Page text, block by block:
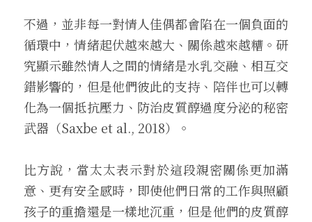
不過，並非每一對情人佳偶都會陷在一個負面的
循環中，情緒起伏越來越大、關係越來越糟。研
究顯示雖然情人之間的情緒是水乳交融、相互交
錯影響的，但是他們彼此的支持、陪伴也可以轉
化為一個抵抗壓力、防治皮質醇過度分泌的秘密
武器（Saxbe et al., 2018）。
比方說，當太太表示對於這段親密關係更加滿
意、更有安全感時，即使他們日常的工作與照顧
孩子的重擔還是一樣地沉重，但是他們的皮質醇